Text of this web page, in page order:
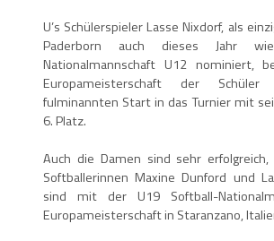
U’s Schülerspieler Lasse Nixdorf, als
Paderborn auch dieses Jahr
Nationalmannschaft U12 nominiert,
Europameisterschaft der
fulminannten Start in das Turnier mit
6. Platz.
Auch die Damen sind sehr
Softballerinnen Maxine Dunford und
sind mit der U19 Softball-
Europameisterschaft in Staranzano,